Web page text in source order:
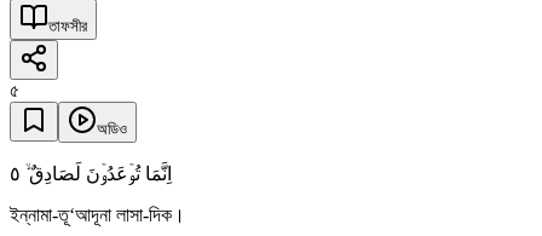
তাফসীর
৫
অডিও
اِنَّمَا تُوۡعَدُوۡنَ لَصَادِقٌ ۙ ٥
ইন্নামা-তূ‘আদূনা লাসা-দিক।